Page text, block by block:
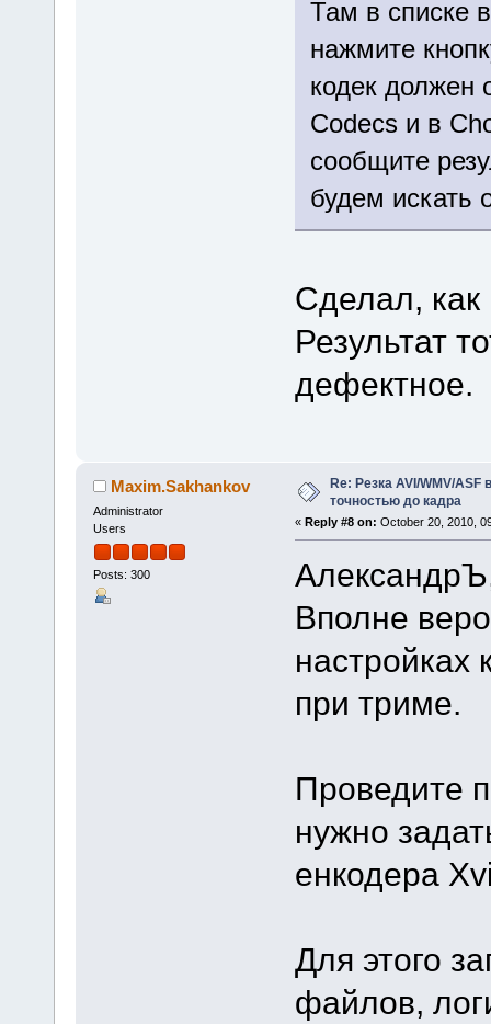
Там в списке
нажмите
кодек должен
Codecs и в
сообщите
будем искать
Сделал, как
Результат
дефектное.
Maxim.Sakhankov
Administrator
Users
Posts: 300
Re: Резка AVI/WMV/
точностью до кадра
« Reply #8 on: October 20, 2010,
Вполне
настройках
при триме.
Проведите
нужно
енкодера
Для этого
файлов,